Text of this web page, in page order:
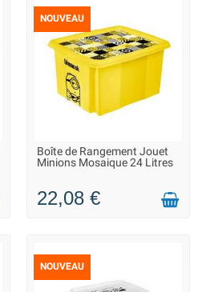
NOUVEAU
LIVRAISON 2 À 3 JOURS
Boîte de Rangement Jouet
Minions Mosaique 24 Litres
22,08 €
NOUVEAU